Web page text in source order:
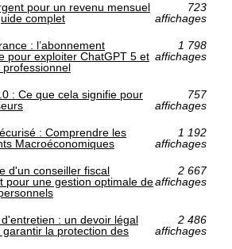
pour un revenu mensuel
complet
723
affichages
: l’abonnement
pour exploiter ChatGPT 5 et
1 798
affichages
: Ce que cela signifie pour
757
affichages
: Comprendre les
Macroéconomiques
1 192
affichages
d'un conseiller fiscal
pour une gestion optimale de
2 667
affichages
: un devoir légal
la protection des
2 486
affichages